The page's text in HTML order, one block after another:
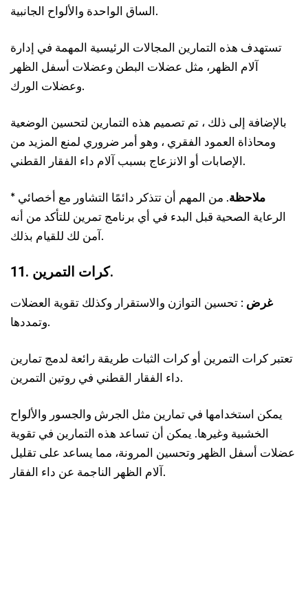
الساق الواحدة والألواح الجانبية.
تستهدف هذه التمارين المجالات الرئيسية المهمة في إدارة
آلام الظهر، مثل عضلات البطن وعضلات أسفل الظهر
وعضلات الورك.
بالإضافة إلى ذلك ، تم تصميم هذه التمارين لتحسين الوضعية
ومحاذاة العمود الفقري ، وهو أمر ضروري لمنع المزيد من
الإصابات أو الانزعاج بسبب آلام داء الفقار القطني.
* ملاحظة. من المهم أن تتذكر دائمًا التشاور مع أخصائي
الرعاية الصحية قبل البدء في أي برنامج تمرين للتأكد من أنه
آمن لك للقيام بذلك.
11. كرات التمرين.
غرض : تحسين التوازن والاستقرار وكذلك تقوية العضلات
وتمددها.
تعتبر كرات التمرين أو كرات الثبات طريقة رائعة لدمج تمارين
داء الفقار القطني في روتين التمرين.
يمكن استخدامها في تمارين مثل الجرش والجسور والألواح
الخشبية وغيرها. يمكن أن تساعد هذه التمارين في تقوية
عضلات أسفل الظهر وتحسين المرونة، مما يساعد على تقليل
آلام الظهر الناجمة عن داء الفقار.